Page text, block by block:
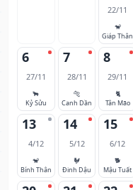
22/11
🐒
Giáp Thân
6
27/11
🐂
Kỷ Sửu
7
28/11
🐅
Canh Dần
8
29/11
🐈
Tân Mão
13
4/12
🐒
Bính Thân
14
5/12
🐓
Đinh Dậu
15
6/12
🐕
Mậu Tuất